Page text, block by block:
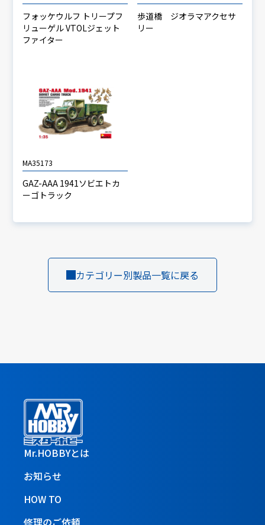
フォッケウルフ トリープフ
リューゲル VTOLジェット
ファイター
歩道橋 ジオラマアクセサ
リー
MA35173
GAZ-AAA 1941ソビエトカ
ーゴトラック
カテゴリー別製品一覧に戻る
Mr.HOBBYとは
お知らせ
HOW TO
修理のご依頼